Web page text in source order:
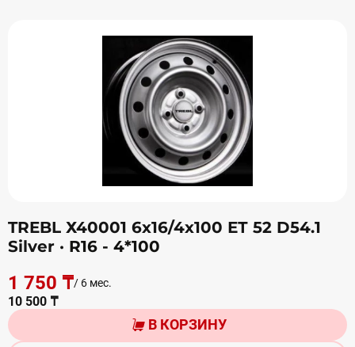
TREBL Х40001 6х16/4х100 ЕТ 52 D54.1
Silver · R16 - 4*100
1 750 ₸/ 6 мес.
10 500 ₸
В КОРЗИНУ